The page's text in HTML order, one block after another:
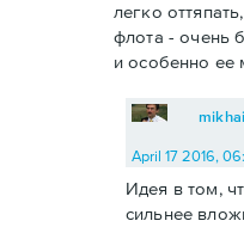
легко
флота - очень
и особенно ее
April 17 2016,
Идея в том,
сильнее